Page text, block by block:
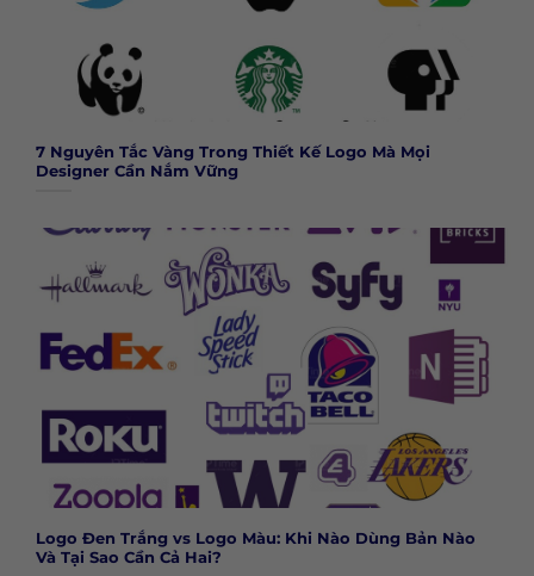
7 Nguyên Tắc Vàng Trong Thiết Kế Logo Mà Mọi
Designer Cần Nắm Vững
Logo Đen Trắng vs Logo Màu: Khi Nào Dùng Bản Nào
Và Tại Sao Cần Cả Hai?